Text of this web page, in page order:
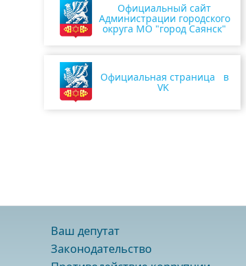
Официальный сайт
Администрации городского
округа МО "город Саянск"
Официальная страница в
VK
Ваш депутат
Законодательство